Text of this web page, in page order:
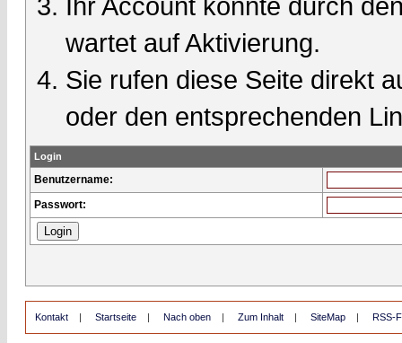
wartet auf Aktivierung.
Sie rufen diese Seite direkt
oder den entsprechenden
Login
Benutzername:
Passwort:
Kontakt | Startseite | Nach oben | Zum Inhalt | SiteMap | RSS-